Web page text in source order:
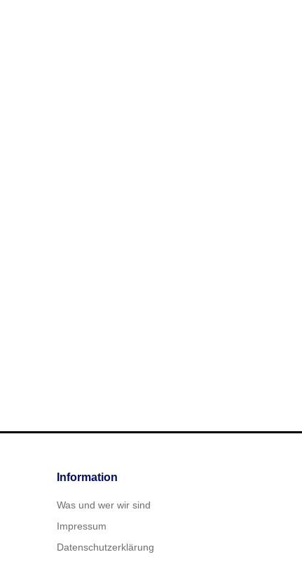
Information
Was und wer wir sind
Impressum
Datenschutzerklärung